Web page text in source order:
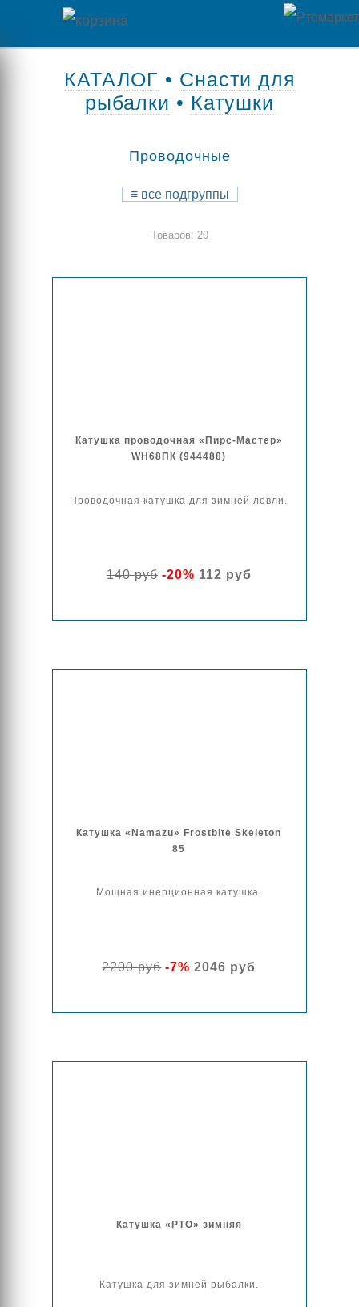
КАТАЛОГ • Снасти для
рыбалки • Катушки
Проводочные
≡все подгруппы
Товаров: 20
Катушка проводочная «Пирс-Мастер»
WH68ПК (944488)
Проводочная катушка для зимней ловли.
140 руб-20% 112 руб
Катушка «Namazu» Frostbite Skeleton
85
Мощная инерционная катушка.
2200 руб-7% 2046 руб
Катушка «РТО» зимняя
Катушка для зимней рыбалки.